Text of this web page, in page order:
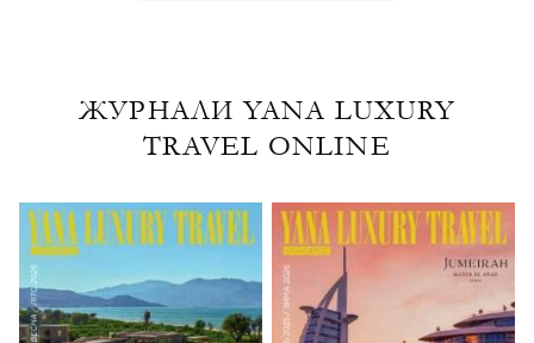
ЖУРНАЛИ YANA LUXURY
TRAVEL ONLINE